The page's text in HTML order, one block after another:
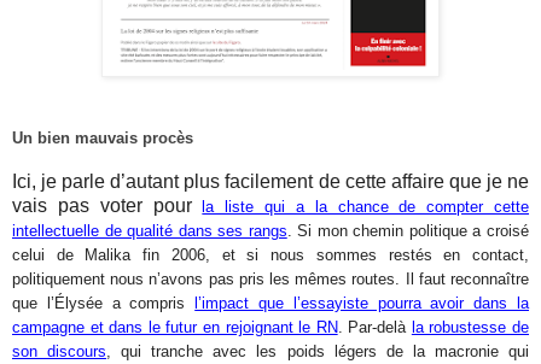
Un bien mauvais procès
Ici, je parle d’autant plus facilement de cette affaire que je ne
vais pas voter pourla liste qui a la chance de compter cette
intellectuelle de qualité dans ses rangs. Si mon chemin politique a croisé
celui de Malika fin 2006, et si nous sommes restés en contact,
politiquement nous n’avons pas pris les mêmes routes. Il faut reconnaître
que l’Élysée a compris
l’impact que l’essayiste pourra avoir dans la
campagne et dans le futur en rejoignant le RN. Par-delà la robustesse de
son discours, qui tranche avec les poids légers de la macronie qui